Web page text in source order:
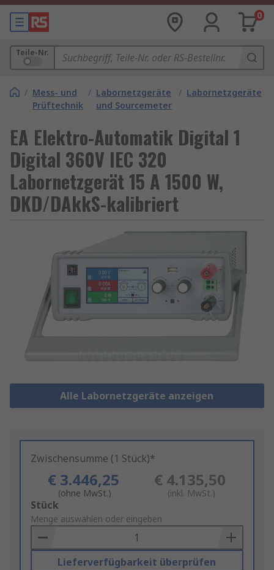
0
Teile-Nr.
/ Mess- und
Prüftechnik
/ Labornetzgeräte
und Sourcemeter
/ Labornetzgeräte
EA Elektro-Automatik Digital 1
Digital 360V IEC 320
Labornetzgerät 15 A 1500 W,
DKD/DAkkS-kalibriert
Alle Labornetzgeräte anzeigen
Zwischensumme (1 Stück)*
€ 3.446,25
(ohne MwSt.)
€ 4.135,50
(inkl. MwSt.)
Add
to
Basket
Stück
Menge auswählen oder eingeben
Lieferverfügbarkeit überprüfen